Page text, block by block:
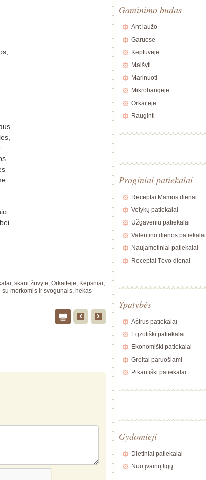
, skani žuvytė, Orkaitėje, Kepsniai,
su morkomis ir svogunais, hekas
Gaminimo būdas
Ant laužo
Garuose
Keptuvėje
Maišyti
Marinuoti
Mikrobangėje
Orkaitėje
Rauginti
Proginiai patiekalai
Receptai Mamos dienai
Velykų patiekalai
Užgavėnių patiekalai
Valentino dienos patiekalai
Naujametiniai patiekalai
Receptai Tėvo dienai
Ypatybės
Aštrūs patiekalai
Egzotiški patiekalai
Ekonomiški patiekalai
Greitai paruošiami
Pikantiški patiekalai
Gydomieji
Dietiniai patiekalai
Nuo įvairių ligų